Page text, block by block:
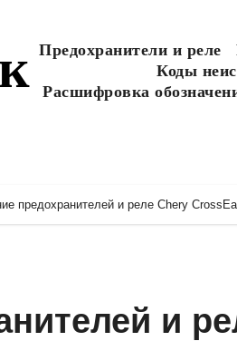
Предохранители и реле
Коды
Расшифровка
предохранителей и реле Chery
и